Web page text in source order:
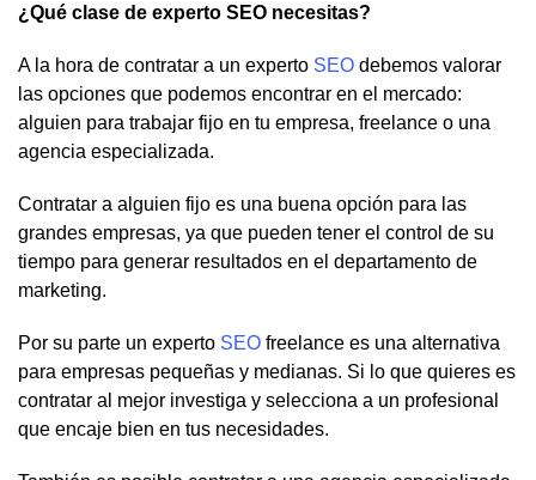
¿Qué clase de experto SEO necesitas?
A la hora de contratar a un experto SEO debemos valorar
las opciones que podemos encontrar en el mercado:
alguien para trabajar fijo en tu empresa, freelance o una
agencia especializada.
Contratar a alguien fijo es una buena opción para las
grandes empresas, ya que pueden tener el control de su
tiempo para generar resultados en el departamento de
marketing.
Por su parte un experto SEO freelance es una alternativa
para empresas pequeñas y medianas. Si lo que quieres es
contratar al mejor investiga y selecciona a un profesional
que encaje bien en tus necesidades.